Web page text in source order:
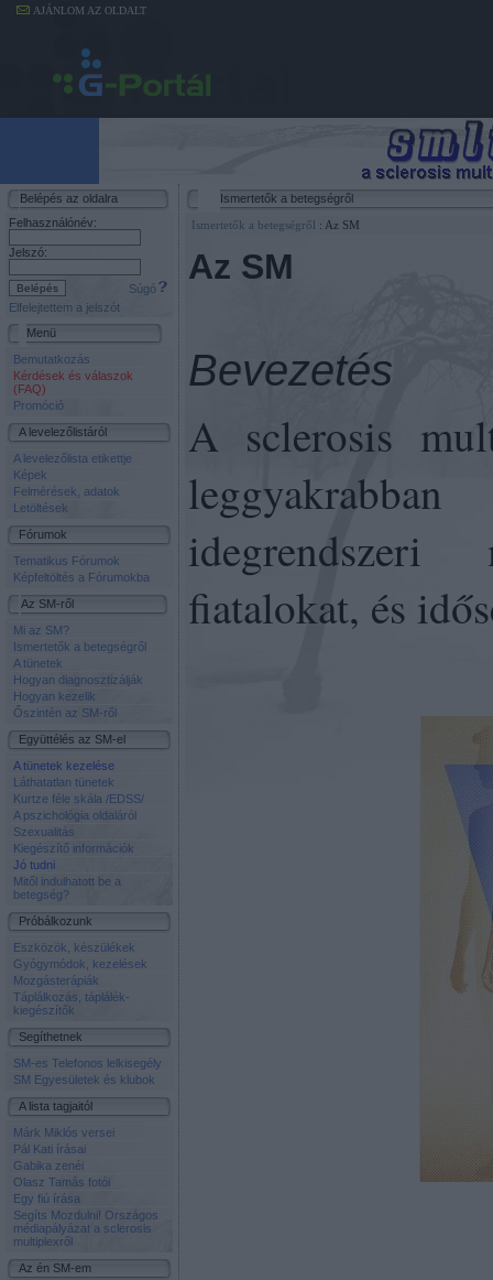
AJÁNLOM AZ OLDALT
Belépés az oldalra
Felhasználónév:
Jelszó:
Súgó
Elfelejtettem a jelszót
Menü
Bemutatkozás
Kérdések és válaszok
(FAQ)
Promóció
A levelezőlistáról
A levelezőlista etikettje
Képek
Felmérések, adatok
Letöltések
Fórumok
Tematikus Fórumok
Képfeltöltés a Fórumokba
Az SM-ről
Mi az SM?
Ismertetők a betegségről
A tünetek
Hogyan diagnosztizálják
Hogyan kezelik
Őszintén az SM-ről
Együttélés az SM-el
A tünetek kezelése
Láthatatlan tünetek
Kurtze féle skála /EDSS/
A pszichológia oldaláról
Szexualitás
Kiegészítő információk
Jó tudni
Mitől indulhatott be a
betegség?
Próbálkozunk
Eszközök, készülékek
Gyógymódok, kezelések
Mozgásterápiák
Táplálkozás, táplálék-
kiegészítők
Segíthetnek
SM-es Telefonos lelkisegély
SM Egyesületek és klubok
A lista tagjaitól
Márk Miklós versei
Pál Kati írásai
Gabika zenéi
Olasz Tamás fotói
Egy fiú írása
Segíts Mozdulni! Országos
médiapályázat a sclerosis
multiplexről
Az én SM-em
Ismertetők a betegségről
Ismertetők a betegségről : Az SM
Az SM
Bevezetés
A sclerosis
idegrendszeri
fiatalokat, és